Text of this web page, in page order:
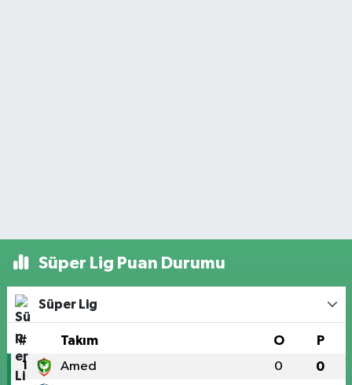
Süper Lig Puan Durumu
Süper Lig
# Takım O P
1 Amed 0 0